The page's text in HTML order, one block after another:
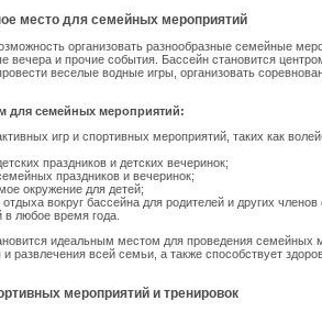
место для семейных мероприятий
организовать разнообразные семейные
вечера и прочие события. Бассейн становится
веселые водные игры, организовать
для семейных мероприятий:
игр и спортивных мероприятий, таких как
праздников и детских вечеринок;
праздников и вечеринок;
окружение для детей;
вокруг бассейна для родителей и других членов
в любое время года.
идеальным местом для проведения семейных
развлечения всей семьи, а также способствует
мероприятий и тренировок